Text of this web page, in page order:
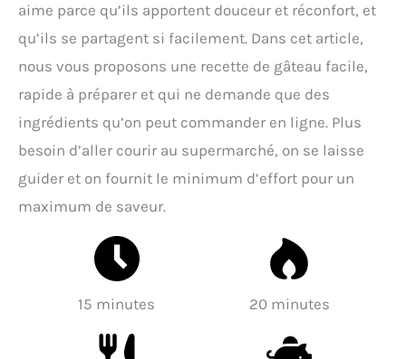
aime parce qu’ils apportent douceur et réconfort, et
qu’ils se partagent si facilement. Dans cet article,
nous vous proposons une recette de gâteau facile,
rapide à préparer et qui ne demande que des
ingrédients qu’on peut commander en ligne. Plus
besoin d’aller courir au supermarché, on se laisse
guider et on fournit le minimum d’effort pour un
maximum de saveur.
15 minutes 20 minutes